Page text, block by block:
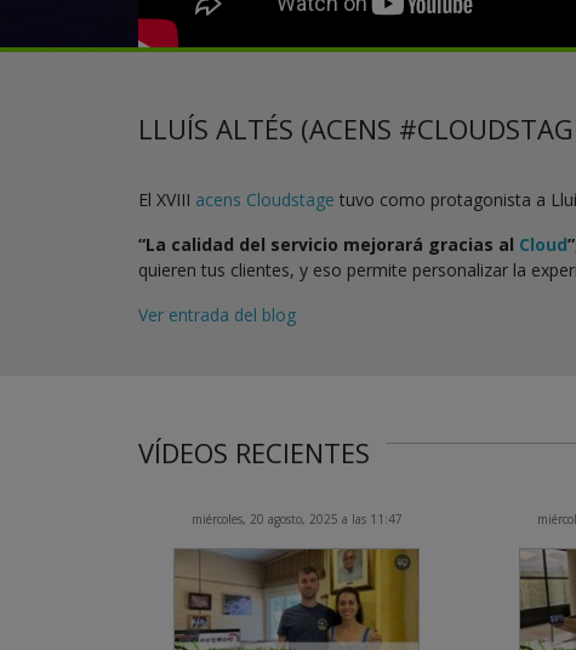
LLUÍS ALTÉS (ACENS
El XVIII acens Cloudstage tuvo como protagonista a
“La calidad del servicio mejorará gracias al Cloud”
quieren tus clientes, y eso permite personalizar la
Ver entrada del blog
VÍDEOS RECIENTES
miércoles, 20 agosto, 2025 a las 11:47